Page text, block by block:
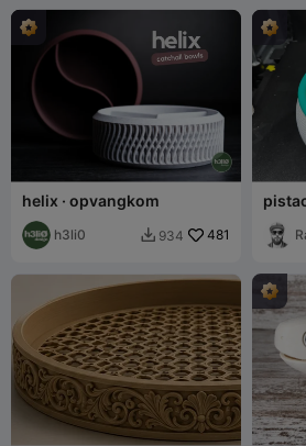
helix · opvangkom
h3li0  934 481